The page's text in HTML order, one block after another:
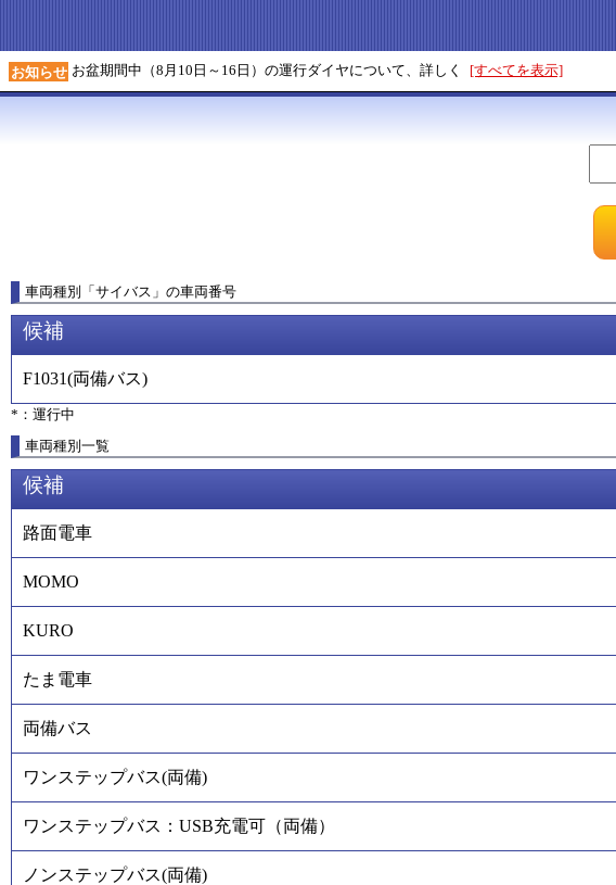
お知らせ お盆期間中（8月10日～16日）の運行ダイヤについて、詳しく [すべてを表示]
車両種別 「サイバス 」 の車両番号
候補
F1031(両備バス)
*：運行中
車両種別一覧
候補
路面電車
MOMO
KURO
たま電車
両備バス
ワンステップバス(両備)
ワンステップバス：USB充電可（両備）
ノンステップバス(両備)